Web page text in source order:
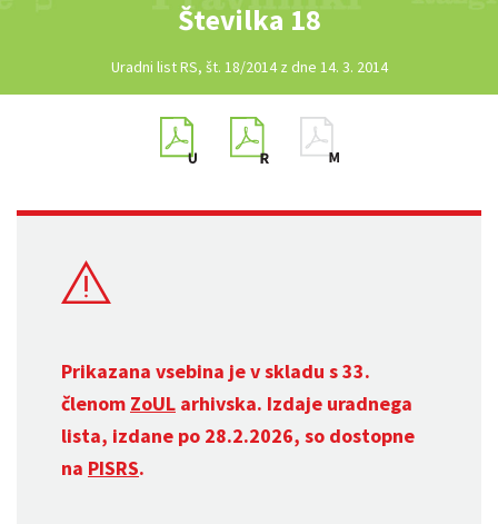
Številka 18
Uradni list RS, št. 18/2014 z dne 14. 3. 2014
Prikazana vsebina je v skladu s 33.
členom ZoUL arhivska. Izdaje uradnega
lista, izdane po 28.2.2026, so dostopne
na PISRS.